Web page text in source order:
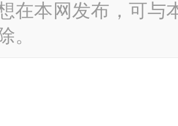
在本网发布，可与
。